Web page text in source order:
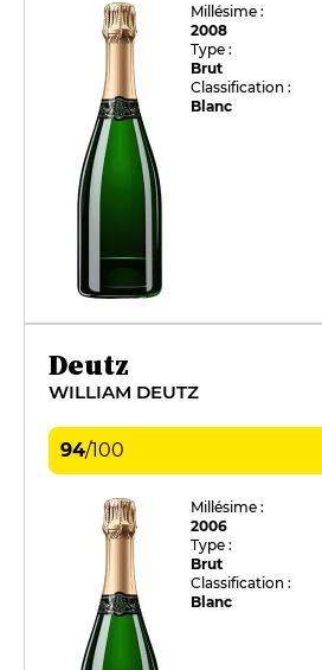
Millésime :
2008
Type :
Brut
Classification :
Blanc
Deutz
WILLIAM DEUTZ
94/100
Millésime :
2006
Type :
Brut
Classification :
Blanc